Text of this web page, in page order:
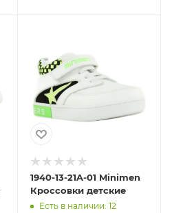
1940-13-21A-01 Minimen
Кроссовки детские
Есть в наличии: 12